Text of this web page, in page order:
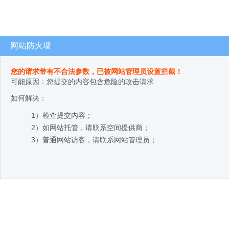
网站防火墙
您的请求带有不合法参数，已被网站管理员设置拦截！
可能原因：您提交的内容包含危险的攻击请求
如何解决：
1）检查提交内容；
2）如网站托管，请联系空间提供商；
3）普通网站访客，请联系网站管理员；